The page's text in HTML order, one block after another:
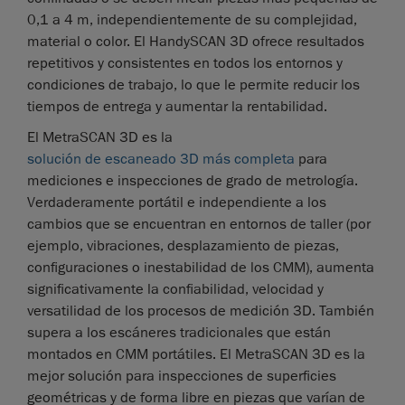
0,1 a 4 m, independientemente de su complejidad,
material o color. El HandySCAN 3D ofrece resultados
repetitivos y consistentes en todos los entornos y
condiciones de trabajo, lo que le permite reducir los
tiempos de entrega y aumentar la rentabilidad.
El MetraSCAN 3D es la
solución de escaneado 3D más completa para
mediciones e inspecciones de grado de metrología.
Verdaderamente portátil e independiente a los
cambios que se encuentran en entornos de taller (por
ejemplo, vibraciones, desplazamiento de piezas,
configuraciones o inestabilidad de los CMM), aumenta
significativamente la confiabilidad, velocidad y
versatilidad de los procesos de medición 3D. También
supera a los escáneres tradicionales que están
montados en CMM portátiles. El MetraSCAN 3D es la
mejor solución para inspecciones de superficies
geométricas y de forma libre en piezas que varían de